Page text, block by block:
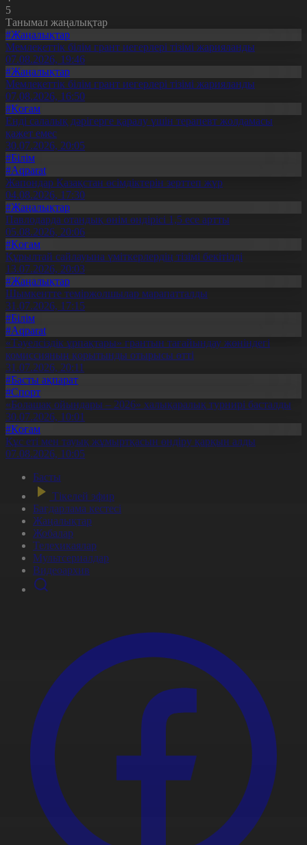
5
Танымал жаңалықтар
#Жаңалықтар
Мемлекеттік білім грант иегерлері тізімі жарияланды
07.08.2026, 19:46
#Жаңалықтар
Мемлекеттік білім грант иегерлері тізімі жарияланды
07.08.2026, 16:50
#Қоғам
Енді салалық дәрігерге қаралу үшін терапевт жолдамасы
қажет емес
30.07.2026, 20:05
#Білім
#Aqparat
Жапондар Қазақстан өсімдіктерін зерттеп жүр
04.08.2026, 17:30
#Жаңалықтар
Павлодарда отандық өнім өндірісі 1,5 есе артты
05.08.2026, 20:06
#Қоғам
Құрылтай сайлауына үміткерлердің тізімі бекітілді
13.07.2026, 20:03
#Жаңалықтар
Шымкентте теміржолшылар марапатталды
31.07.2026, 17:15
#Білім
#Aqparat
«Тәуелсіздік ұрпақтары» грантын тағайындау жөніндегі
комиссияның қорытынды отырысы өтті
31.07.2026, 20:11
#Басты ақпарат
#Спорт
«Болашақ ойындары – 2026» халықаралық турнирі басталды
30.07.2026, 10:01
#Қоғам
Құс еті мен тауық жұмыртқасын өндіру қарқын алды
07.08.2026, 10:05
Басты
Тікелей эфир
Бағдарлама кестесі
Жаңалықтар
Жобалар
Телехикаялар
Мультсериалдар
Видеоархив